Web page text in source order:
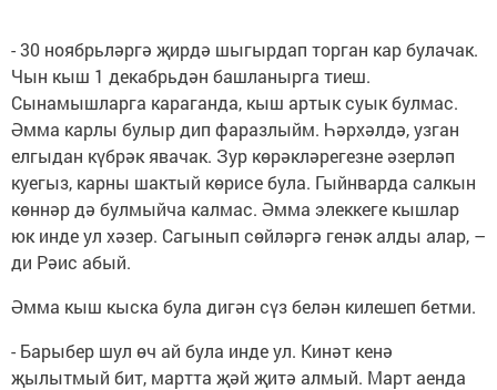
- 30 ноябрьләргә җирдә шыгырдап торган кар булачак.
Чын кыш 1 декабрьдән башланырга тиеш.
Сынамышларга караганда, кыш артык суык булмас.
Әмма карлы булыр дип фаразлыйм. Һәрхәлдә, узган
елгыдан күбрәк явачак. Зур көрәкләрегезне әзерләп
куегыз, карны шактый көрисе була. Гыйнварда салкын
көннәр дә булмыйча калмас. Әмма элеккеге кышлар
юк инде ул хәзер. Сагынып сөйләргә генәк алды алар, –
ди Рәис абый.
Әмма кыш кыска була дигән сүз белән килешеп бетми.
- Барыбер шул өч ай була инде ул. Кинәт кенә
җылытмый бит, мартта җәй җитә алмый. Март аенда